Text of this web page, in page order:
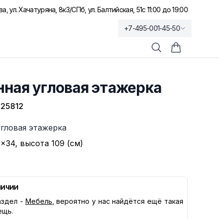
ул. Хачатуряна, 8к3/СПб, ул. Балтийская, 51с 11:00 до 19:00
+7-495-001-45-50
ПоискКорзина
угловая этажерка
этажерка
высота 109 (см)
- Мебель , вероятно у нас найдётся ещё такая